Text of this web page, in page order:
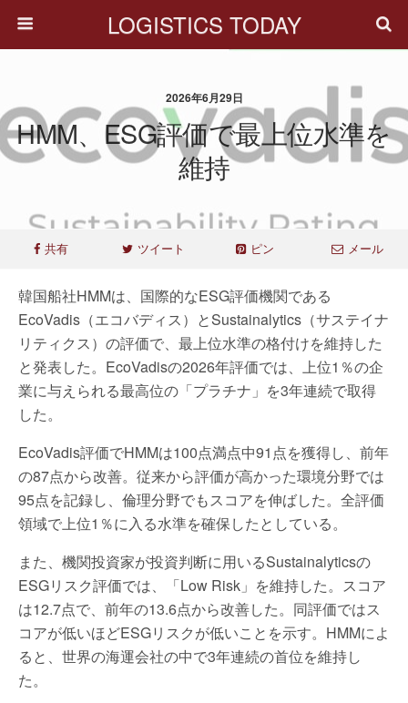
LOGISTICS TODAY
2026年6月29日
HMM、ESG評価で最上位水準を
維持
共有 ツイート ピン メール
韓国船社HMMは、国際的なESG評価機関である
EcoVadis（エコバディス）とSustainalytics（サステイナ
リティクス）の評価で、最上位水準の格付けを維持した
と発表した。EcoVadisの2026年評価では、上位1％の企
業に与えられる最高位の「プラチナ」を3年連続で取得
した。
EcoVadis評価でHMMは100点満点中91点を獲得し、前年
の87点から改善。従来から評価が高かった環境分野では
95点を記録し、倫理分野でもスコアを伸ばした。全評価
領域で上位1％に入る水準を確保したとしている。
また、機関投資家が投資判断に用いるSustainalyticsの
ESGリスク評価では、「Low Risk」を維持した。スコア
は12.7点で、前年の13.6点から改善した。同評価ではス
コアが低いほどESGリスクが低いことを示す。HMMによ
ると、世界の海運会社の中で3年連続の首位を維持し
た。